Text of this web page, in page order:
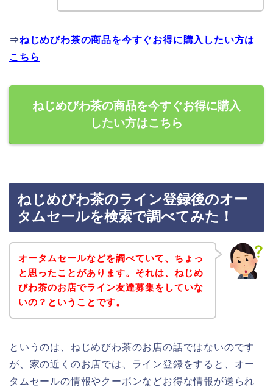
⇒ねじめびわ茶の商品を今すぐお得に購入したい方は
こちら
ねじめびわ茶の商品を今すぐお得に購入
したい方はこちら
ねじめびわ茶のライン登録後のオー
タムセールを検索で調べてみた！
オータムセールなどを調べていて、ちょっ
と思ったことがあります。それは、ねじめ
びわ茶のお店でライン友達募集をしていな
いの？ということです。
というのは、ねじめびわ茶のお店の話ではないのです
が、家の近くのお店では、ライン登録をすると、オー
タムセールの情報やクーポンなどお得な情報が送られ